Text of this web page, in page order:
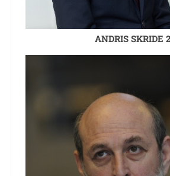
ANDRIS SKRIDE 2